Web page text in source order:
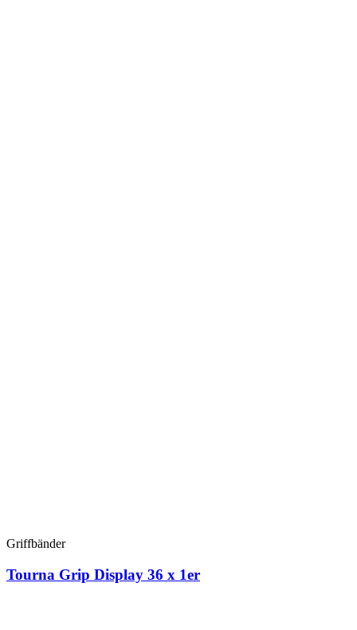
Griffbänder
Tourna Grip Display 36 x 1er